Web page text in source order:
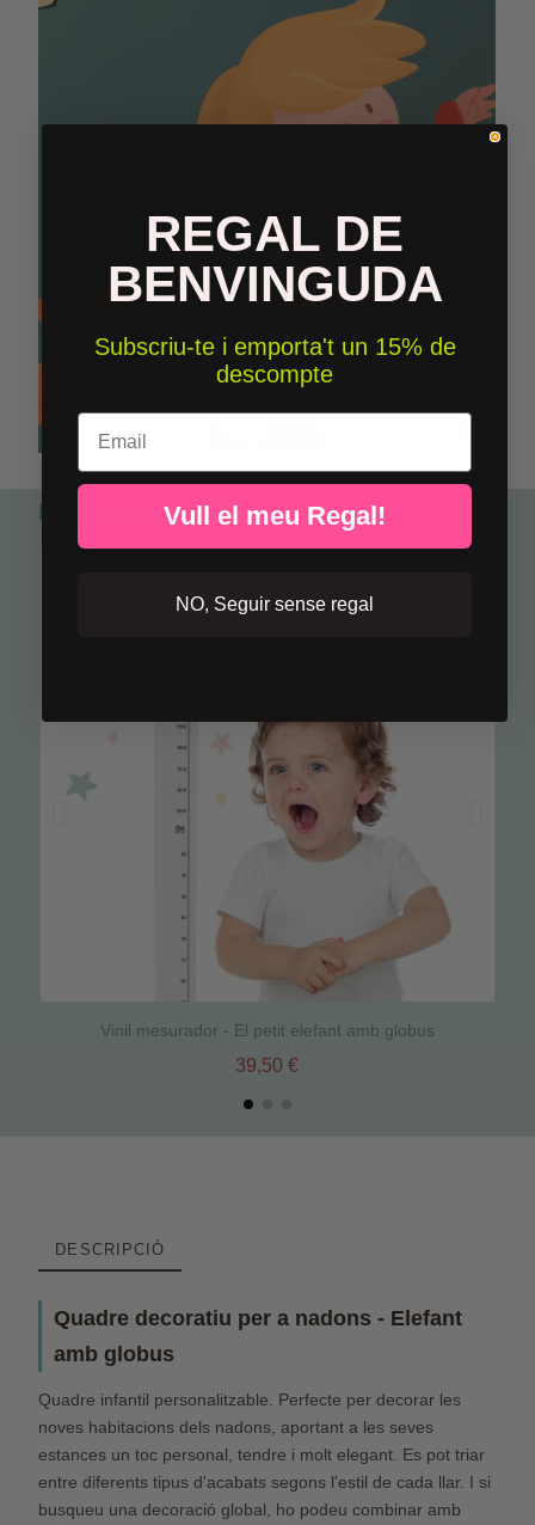
Perfecte per combinar
Vinil mesurador - El petit elefant amb globus
39,50 €
DESCRIPCIÓ
Quadre decoratiu per a nadons - Elefant
amb globus
Quadre infantil personalitzable. Perfecte per decorar les
noves habitacions dels nadons, aportant a les seves
estances un toc personal, tendre i molt elegant. Es pot triar
entre diferents tipus d'acabats segons l'estil de cada llar. I si
busqueu una decoració global, ho podeu combinar amb
REGAL DE
BENVINGUDA
Subscriu-te i emporta't un 15% de
descompte
Email
Vull el meu Regal!
NO, Seguir sense regal